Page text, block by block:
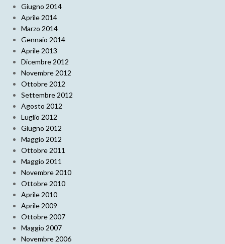
Giugno 2014
Aprile 2014
Marzo 2014
Gennaio 2014
Aprile 2013
Dicembre 2012
Novembre 2012
Ottobre 2012
Settembre 2012
Agosto 2012
Luglio 2012
Giugno 2012
Maggio 2012
Ottobre 2011
Maggio 2011
Novembre 2010
Ottobre 2010
Aprile 2010
Aprile 2009
Ottobre 2007
Maggio 2007
Novembre 2006